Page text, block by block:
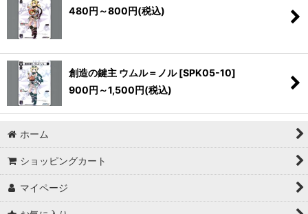
480円 ～800円(税込)
創造の鍵主 ウムル＝ノル [SPK05-10]
900円 ～1,500円(税込)
ホーム
ショッピングカート
マイページ